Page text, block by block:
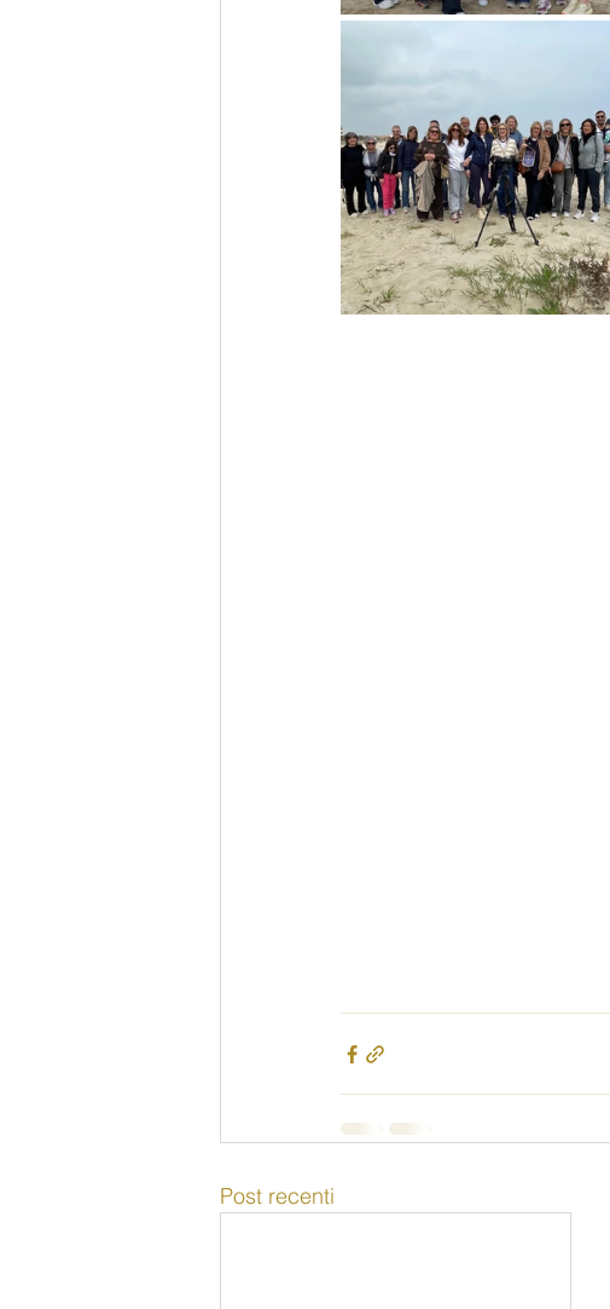
Post recenti